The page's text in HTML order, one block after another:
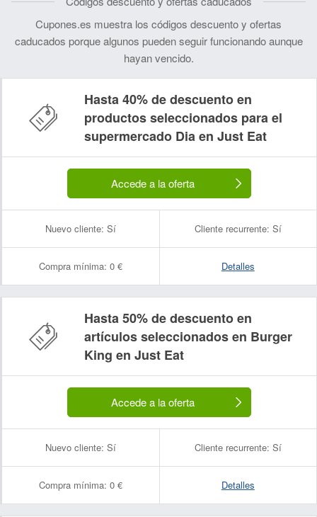
Cupones.es muestra los códigos descuento y ofertas
caducados porque algunos pueden seguir funcionando aunque
hayan vencido.
Hasta 40% de descuento en
productos seleccionados para el
supermercado Dia en Just Eat
Accede a la oferta
Nuevo cliente: Sí Cliente recurrente: Sí
Compra mínima: 0 € Detalles
Hasta 50% de descuento en
artículos seleccionados en Burger
King en Just Eat
Accede a la oferta
Nuevo cliente: Sí Cliente recurrente: Sí
Compra mínima: 0 € Detalles